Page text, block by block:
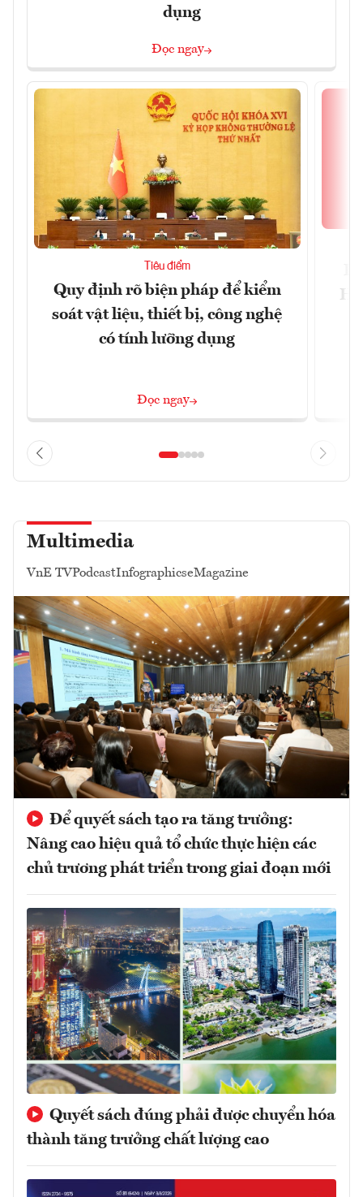
dụng
Đọc ngay
Tiêu điểm
Quy định rõ biện pháp để kiểm
soát vật liệu, thiết bị, công nghệ
có tính lưỡng dụng
Đọc ngay
Multimedia
VnE TVPodcastInfographicseMagazine
Để quyết sách tạo ra tăng trưởng:
Nâng cao hiệu quả tổ chức thực hiện các
chủ trương phát triển trong giai đoạn mới
Quyết sách đúng phải được chuyển hóa
thành tăng trưởng chất lượng cao